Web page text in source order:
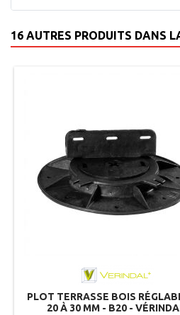
16 AUTRES PRODUITS DANS
PLOT TERRASSE BOIS
20 À 30 MM - B20 -